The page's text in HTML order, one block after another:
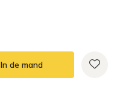
In de mand